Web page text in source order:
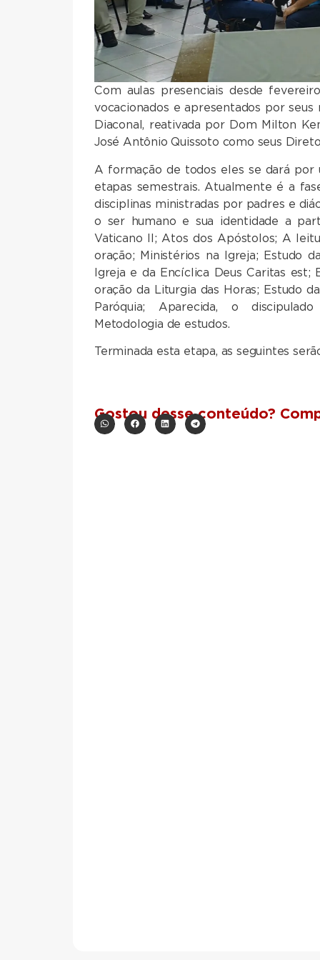
Com aulas presenciais desde
vocacionados e apresentados por
Diaconal, reativada por Dom Milton
José Antônio Quissoto como seus
A formação de todos eles se dará
etapas semestrais. Atualmente é a
disciplinas ministradas por padres e
o ser humano e sua identidade a
Vaticano II; Atos dos Apóstolos; A
oração; Ministérios na Igreja; Estudo
Igreja e da Encíclica Deus Caritas
oração da Liturgia das Horas; Estudo
Paróquia; Aparecida, o discipulado
Metodologia de estudos.
Terminada esta etapa, as seguintes
Gostou desse conteúdo?